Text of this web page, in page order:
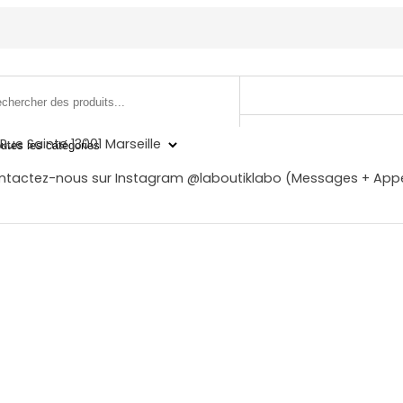
Sainte 13001 Marseille
nous sur Instagram @laboutiklabo (Messages +